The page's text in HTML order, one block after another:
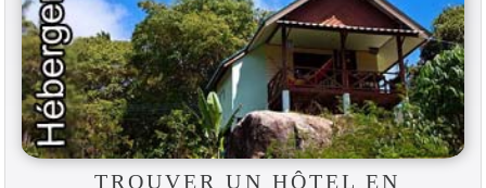
TROUVER UN HÔTEL EN